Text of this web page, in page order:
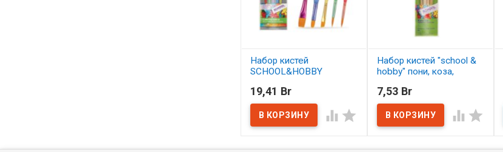
Набор кистей
SCHOOL&HOBBY
АССОРТИ
В наличии
19,41 Br
 
Набор кистей "school &
hobby" пони, коза,
В наличии
7,53 Br
 